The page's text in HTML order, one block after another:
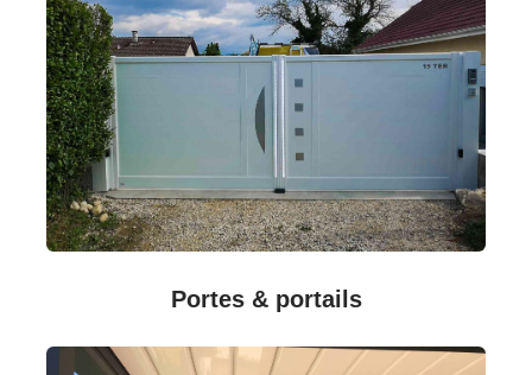
Portes & portails